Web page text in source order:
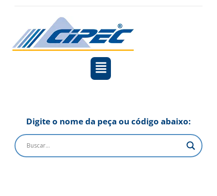
Digite o nome da peça ou código abaixo: